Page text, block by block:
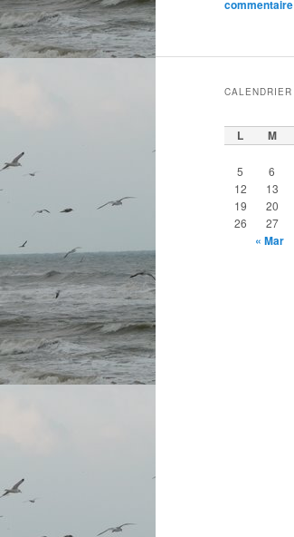
commentaire
CALENDRIER
L M
5
6
12
13
19
20
26
27
« Mar